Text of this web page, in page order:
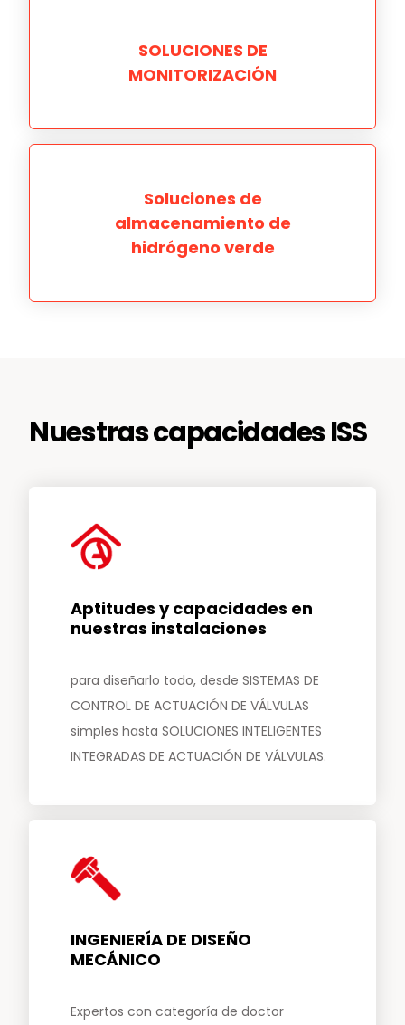
SOLUCIONES DE
MONITORIZACIÓN
Soluciones de
almacenamiento de
hidrógeno verde
Nuestras capacidades ISS
Aptitudes y capacidades en
nuestras instalaciones
para diseñarlo todo, desde SISTEMAS DE
CONTROL DE ACTUACIÓN DE VÁLVULAS
simples hasta SOLUCIONES INTELIGENTES
INTEGRADAS DE ACTUACIÓN DE VÁLVULAS.
INGENIERÍA DE DISEÑO
MECÁNICO
Expertos con categoría de doctor